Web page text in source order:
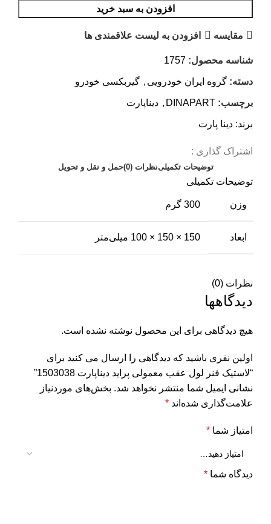
افزودن به سبد خرید
مقایسه افزودن به لیست علاقمندی ها
شناسه محصول: 1757
دسته: گروه ایران خودرویی , گیربکسی خودرو
برچسب: DINAPART
, دیناپارت
برند: دینا پارت
اشتراک گذاری :
توضیحات تکمیلینظرات (0) حمل و نقل و تحویل
توضیحات تکمیلی
وزن 300 گرم
ابعاد 150 × 150 × 100 میلی‌متر
نظرات (0)
دیدگاهها
هیچ دیدگاهی برای این محصول نوشته نشده است.
اولین نفری باشید که دیدگاهی را ارسال می کنید برای
“لاستیک فنر لول عقب معمولی پراید دیناپارت 1503038”
نشانی ایمیل شما منتشر نخواهد شد. بخش‌های موردنیاز
علامت‌گذاری شده‌اند *
امتیاز شما *
دیدگاه شما *